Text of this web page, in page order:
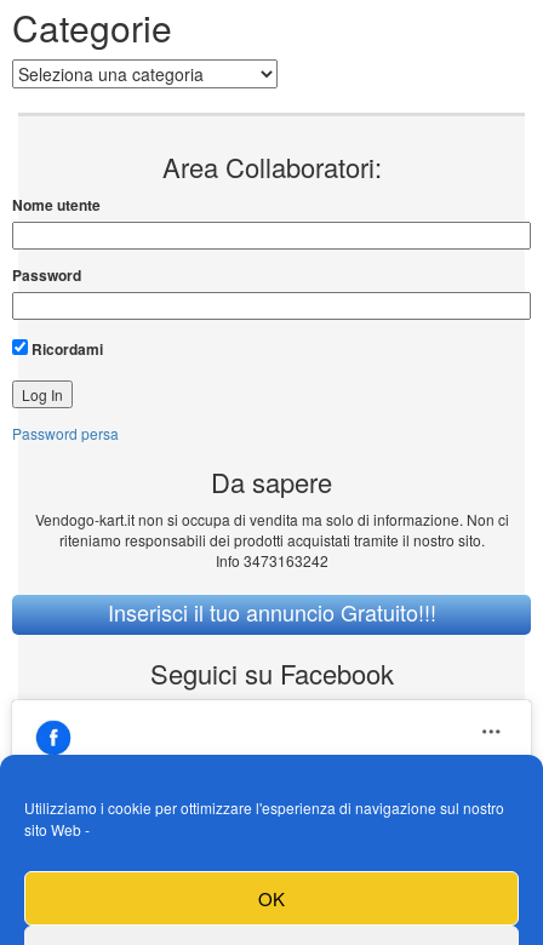
Utilizziamo i cookie per ottimizzare l'esperienza di navigazione sul nostro
sito Web -
OK
Categorie
Categorie
Area Collaboratori:
Nome utente
Password
Ricordami
Password persa
Da sapere
Vendogo-kart.it non si occupa di vendita ma solo di informazione. Non ci
riteniamo responsabili dei prodotti acquistati tramite il nostro sito.
Info 3473163242
Inserisci il tuo annuncio Gratuito!!!
Seguici su Facebook
https://www.facebook.com/Vendogokartit/
Fai clic per accettare i cookie marketing e
abilitare questo contenuto